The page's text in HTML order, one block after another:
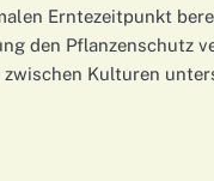
Erntezeitpunkt
den Pflanzenschutz
Kulturen